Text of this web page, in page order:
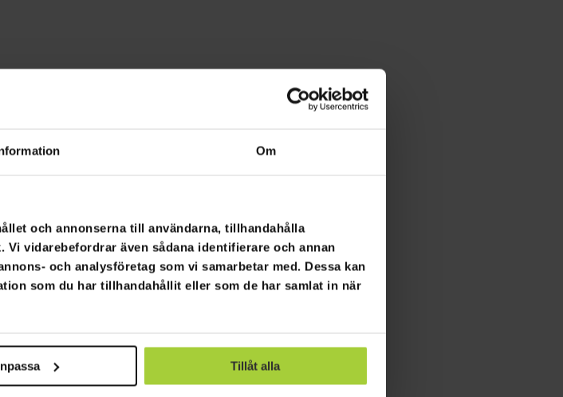
Om
och annonserna till användarna, tillhandahålla
vidarebefordrar även sådana identifierare och annan
och analysföretag som vi samarbetar med. Dessa kan
som du har tillhandahållit eller som de har samlat in när
Tillåt alla